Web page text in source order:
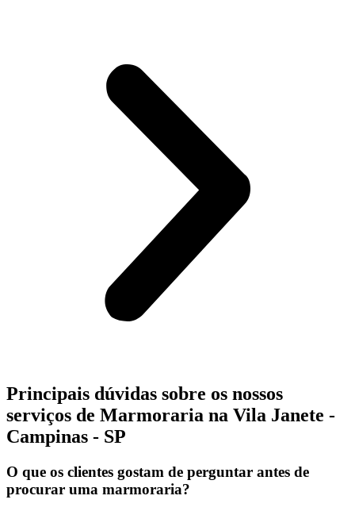
Principais dúvidas sobre os nossos
serviços de Marmoraria na Vila Janete -
Campinas - SP
O que os clientes gostam de perguntar antes de
procurar uma marmoraria?